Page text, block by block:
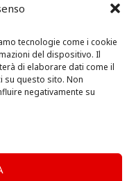
tecnologie come i cookie
del dispositivo. Il
di elaborare dati come il
su questo sito. Non
negativamente su